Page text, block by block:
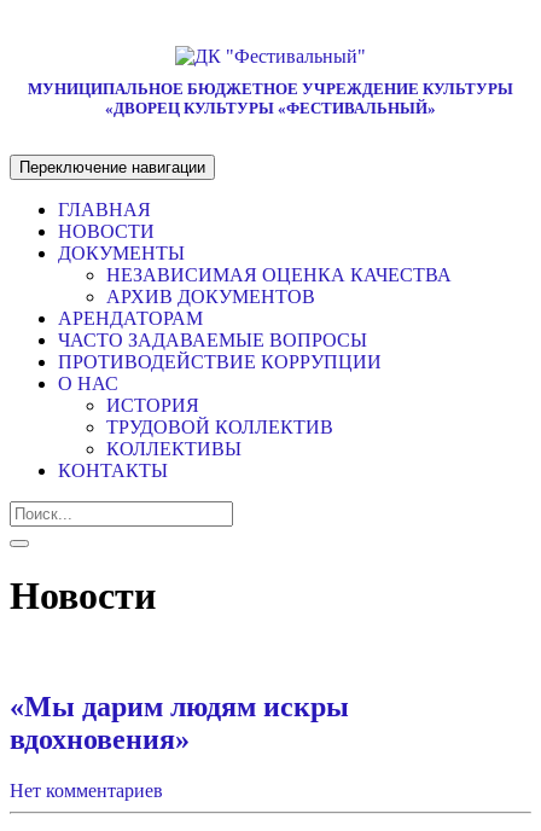
МУНИЦИПАЛЬНОЕ БЮДЖЕТНОЕ УЧРЕЖДЕНИЕ КУЛЬТУРЫ
«ДВОРЕЦ КУЛЬТУРЫ «ФЕСТИВАЛЬНЫЙ»
Переключение навигации
ГЛАВНАЯ
НОВОСТИ
ДОКУМЕНТЫ
НЕЗАВИСИМАЯ ОЦЕНКА КАЧЕСТВА
АРХИВ ДОКУМЕНТОВ
АРЕНДАТОРАМ
ЧАСТО ЗАДАВАЕМЫЕ ВОПРОСЫ
ПРОТИВОДЕЙСТВИЕ КОРРУПЦИИ
О НАС
ИСТОРИЯ
ТРУДОВОЙ КОЛЛЕКТИВ
КОЛЛЕКТИВЫ
КОНТАКТЫ
Новости
«Мы дарим людям искры
вдохновения»
Нет комментариев